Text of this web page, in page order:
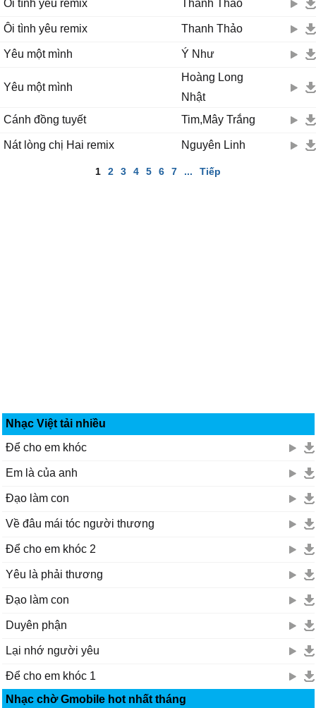
Ôi tình yêu remix Thanh Thảo
Ôi tình yêu remix Thanh Thảo
Yêu một mình Ý Như
Yêu một mình
Hoàng Long
Nhật
Cánh đồng tuyết
Tim,Mây Trắng
Nát lòng chị Hai remix Nguyên Linh
1 2 3 4 5 6 7 ... Tiếp
Nhạc Việt tải nhiều
Để cho em khóc
Em là của anh
Đạo làm con
Về đâu mái tóc người thương
Để cho em khóc 2
Yêu là phải thương
Đạo làm con
Duyên phận
Lại nhớ người yêu
Để cho em khóc 1
Nhạc chờ Gmobile hot nhất tháng